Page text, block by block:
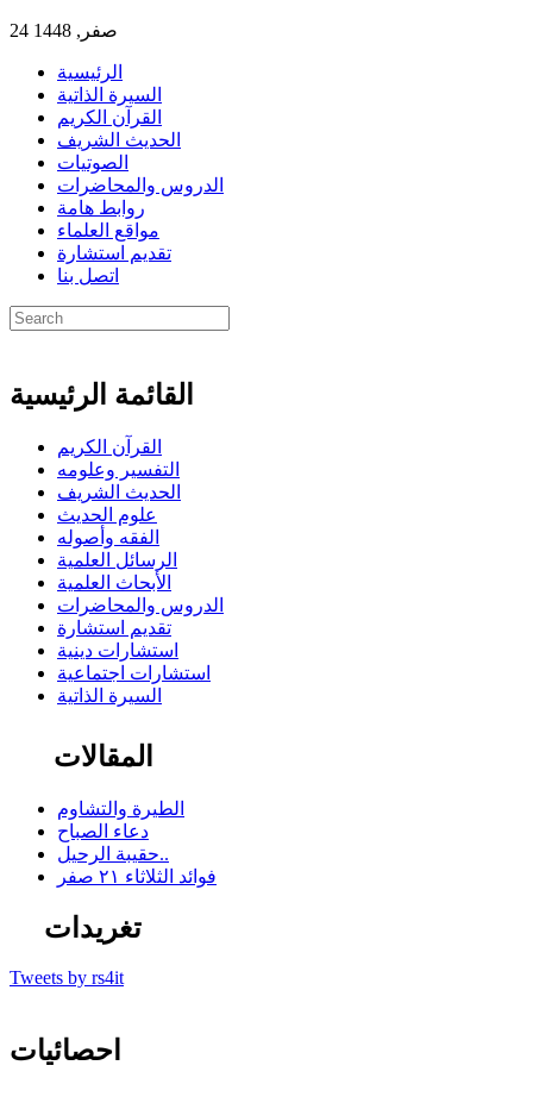
24 صفر, 1448
الرئيسية
السيرة الذاتية
القرآن الكريم
الحديث الشريف
الصوتيات
الدروس والمحاضرات
روابط هامة
مواقع العلماء
تقديم استشارة
اتصل بنا
القائمة الرئيسية
القرآن الكريم
التفسير وعلومه
الحديث الشريف
علوم الحديث
الفقه وأصوله
الرسائل العلمية
الأبحاث العلمية
الدروس والمحاضرات
تقديم استشارة
استشارات دينية
استشارات اجتماعية
السيرة الذاتية
المقالات
الطيرة والتشاوم
دعاء الصباح
حقيبة الرحيل..
فوائد الثلاثاء ٢١ صفر
تغريدات
Tweets by rs4it
احصائيات